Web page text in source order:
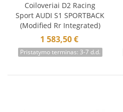
Coiloveriai D2 Racing
Sport AUDI S1 SPORTBACK
(Modified Rr Integrated)
14+
1 583,50 €
Pristatymo terminas: 3-7 d.d.